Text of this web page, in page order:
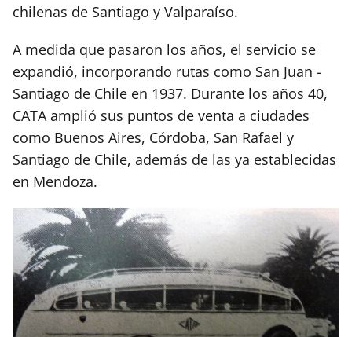
chilenas de Santiago y Valparaíso.
A medida que pasaron los años, el servicio se
expandió, incorporando rutas como San Juan -
Santiago de Chile en 1937. Durante los años 40,
CATA amplió sus puntos de venta a ciudades
como Buenos Aires, Córdoba, San Rafael y
Santiago de Chile, además de las ya establecidas
en Mendoza.